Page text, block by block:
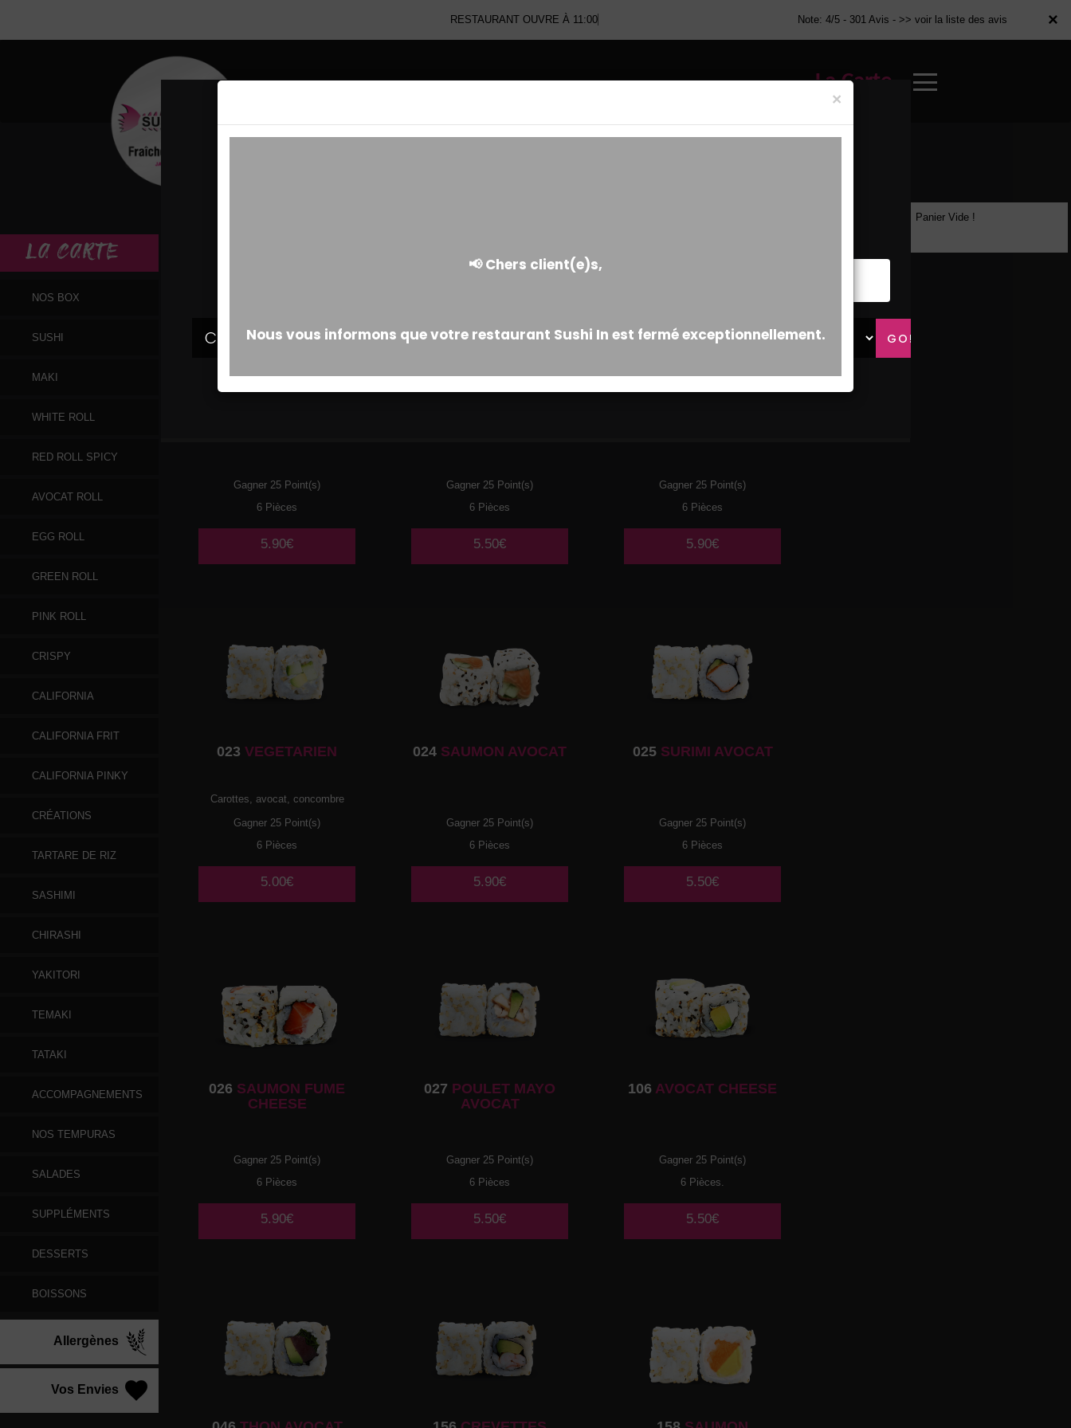
×
RESTAURANT OUVRE À 11:00 Note: 4/5 - 301 Avis - >> voir la liste des avis
La Carte
×
LA CARTE
NOS BOX
SUSHI
MAKI
WHITE ROLL
RED ROLL SPICY
AVOCAT ROLL
EGG ROLL
GREEN ROLL
PINK ROLL
CRISPY
CALIFORNIA
CALIFORNIA FRIT
CALIFORNIA PINKY
CRÉATIONS
TARTARE DE RIZ
SASHIMI
CHIRASHI
YAKITORI
TEMAKI
TATAKI
ACCOMPAGNEMENTS
NOS TEMPURAS
SALADES
SUPPLÉMENTS
DESSERTS
BOISSONS
Allergènes
Vos Envies
Gagner 25 Point(s)
6 Pièces
5.90€
Gagner 25 Point(s)
6 Pièces
5.50€
Gagner 25 Point(s)
6 Pièces
5.90€
023 VEGETARIEN
Carottes, avocat, concombre
Gagner 25 Point(s)
6 Pièces
5.00€
024 SAUMON AVOCAT
Gagner 25 Point(s)
6 Pièces
5.90€
025SURIMI AVOCAT
Gagner 25 Point(s)
6 Pièces
5.50€
026 SAUMON FUME
CHEESE
Gagner 25 Point(s)
6 Pièces
5.90€
027 POULET MAYO
AVOCAT
Gagner 25 Point(s)
6 Pièces
5.50€
106 AVOCAT CHEESE
Gagner 25 Point(s)
6 Pièces.
5.50€
Panier Vide !
×